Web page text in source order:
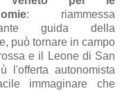
: riammessa
guida della
può tornare in campo
e il Leone di San
l'offerta autonomista
immaginare che